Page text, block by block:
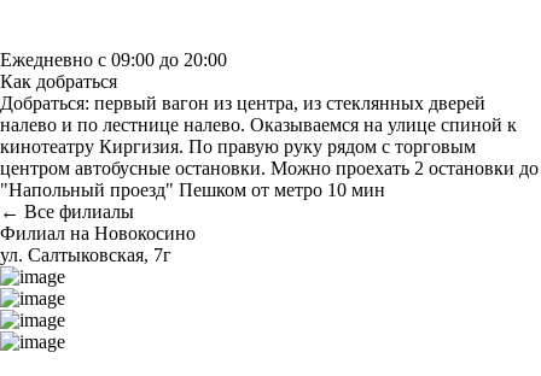
Ежедневно с 09:00 до 20:00
Как добраться
Добраться: первый вагон из центра, из стеклянных дверей
налево и по лестнице налево. Оказываемся на улице спиной к
кинотеатру Киргизия. По правую руку рядом с торговым
центром автобусные остановки. Можно проехать 2 остановки до
"Напольный проезд" Пешком от метро 10 мин
← Все филиалы
Филиал на Новокосино
ул. Салтыковская, 7г